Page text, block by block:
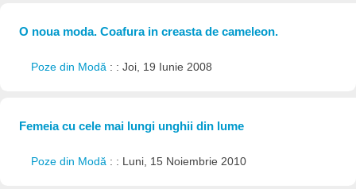
O noua moda. Coafura in creasta de cameleon.
Poze din Modă : : Joi, 19 Iunie 2008
Femeia cu cele mai lungi unghii din lume
Poze din Modă : : Luni, 15 Noiembrie 2010